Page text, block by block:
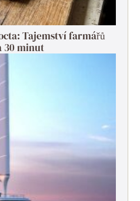
Tajemství farmářů
30 minut